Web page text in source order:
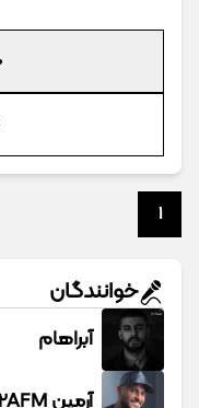
1
خوانندگان
آبراهام
آرمین 2AFM